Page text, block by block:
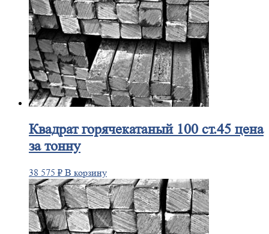
Квадратгорячекатаный 100 ст.45 цена
за тонну
38 575 ₽ В корзину